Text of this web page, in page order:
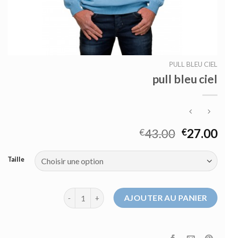
PULL BLEU CIEL
pull bleu ciel
€43.00 €27.00
Taille
quantité de pull bleu cielAJOUTER AU PANIER